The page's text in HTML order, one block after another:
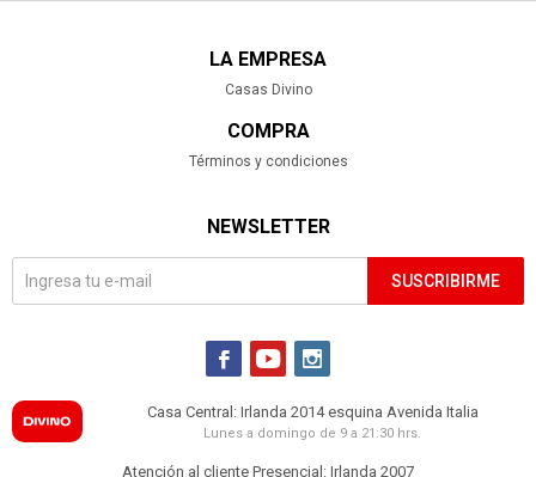
LA EMPRESA
Casas Divino
COMPRA
Términos y condiciones
NEWSLETTER
SUSCRIBIRME
  
Casa Central: Irlanda 2014 esquina Avenida Italia
Lunes a domingo de 9 a 21:30 hrs.
Atención al cliente Presencial: Irlanda 2007